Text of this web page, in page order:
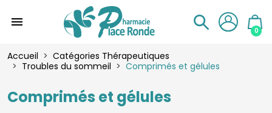
menu
0
Accueil
Catégories Thérapeutiques
Troubles du sommeil
Comprimés et gélules
Comprimés et gélules